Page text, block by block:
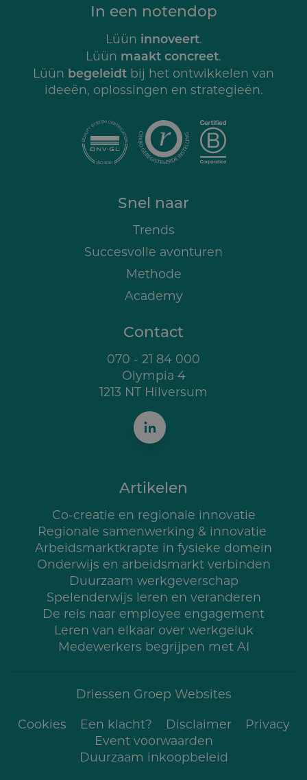
In een notendop
Lüün innoveert.
Lüün maakt concreet.
Lüün begeleidt bij het ontwikkelen van
ideeën, oplossingen en strategieën.
Snel naar
Trends
Succesvolle avonturen
Methode
Academy
Contact
070 - 21 84 000
Olympia 4
1213 NT Hilversum
Artikelen
Co-creatie en regionale innovatie
Regionale samenwerking & innovatie
Arbeidsmarktkrapte in fysieke domein
Onderwijs en arbeidsmarkt verbinden
Duurzaam werkgeverschap
Spelenderwijs leren en veranderen
De reis naar employee engagement
Leren van elkaar over werkgeluk
Medewerkers begrijpen met AI
Driessen Groep Websites
Voet
Cookies Een klacht? Disclaimer
Privacy
Event voorwaarden
Duurzaam inkoopbe­leid